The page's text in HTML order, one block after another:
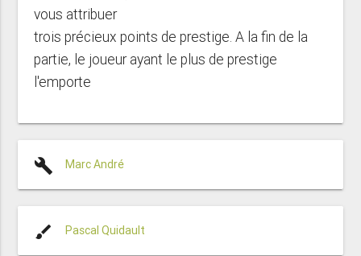
vous attribuer
trois précieux points de prestige. A la fin de la
partie, le joueur ayant le plus de prestige
l'emporte
build Marc André
brush Pascal Quidault